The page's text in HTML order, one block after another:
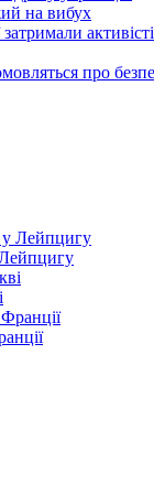
на вибух
про